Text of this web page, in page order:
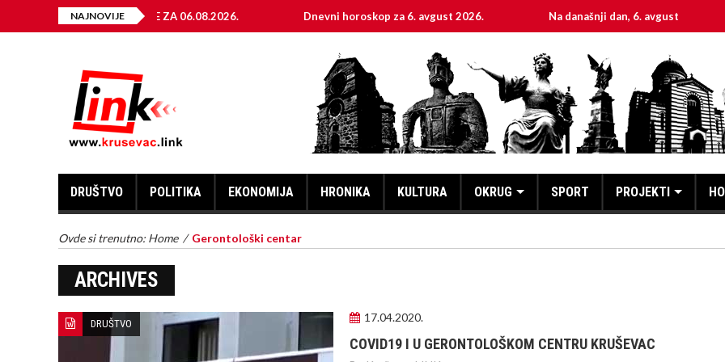
NAJNOVIJE
ENERGIJE ZA 06.08.2026. Dnevni horoskop za 6. avgust 2026. Na današnji dan, 6. avgust
DRUŠTVO POLITIKA EKONOMIJA HRONIKA KULTURA OKRUG SPORT PROJEKTI
Ovde si trenutno: Home / Gerontološki centar
ARCHIVES
DRUŠTVO 17.04.2020.
COVID19 I U GERONTOLOŠKOM CENTRU KRUŠEVAC